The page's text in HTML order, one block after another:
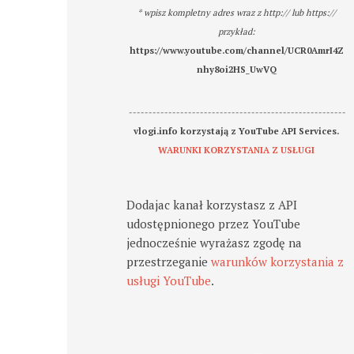
* wpisz kompletny adres wraz z http:// lub https://
przykład:
https://www.youtube.com/channel/UCR0AmrI4Z
nhy8oi2HS_UwVQ
-------------------------------------------------------
vlogi.info korzystają z YouTube API Services.
WARUNKI KORZYSTANIA Z USŁUGI
Dodajac kanał korzystasz z API
udostępnionego przez YouTube
jednocześnie wyrażasz zgodę na
przestrzeganiewarunków korzystania z
usługi YouTube.